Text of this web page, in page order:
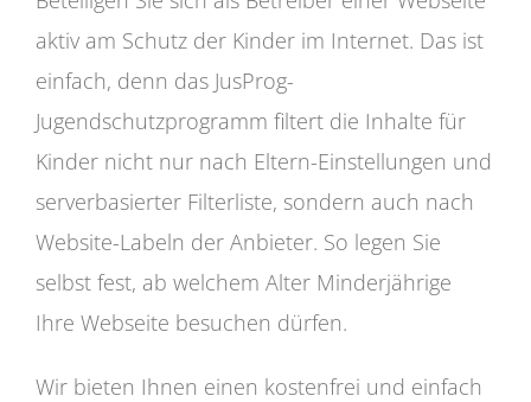
aktiv am Schutz der Kinder im Internet. Das ist
einfach, denn das JusProg-
Jugendschutzprogramm filtert die Inhalte für
Kinder nicht nur nach Eltern-Einstellungen und
serverbasierter Filterliste, sondern auch nach
Website-Labeln der Anbieter. So legen Sie
selbst fest, ab welchem Alter Minderjährige
Ihre Webseite besuchen dürfen.
Wir bieten Ihnen einen kostenfrei und einfach